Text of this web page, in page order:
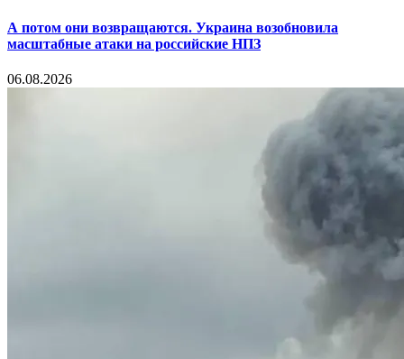
А потом они возвращаются. Украина возобновила
масштабные атаки на российские НПЗ
06.08.2026